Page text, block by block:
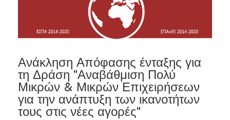
Ανάκληση Απόφασης ένταξης για
τη Δράση "Αναβάθμιση Πολύ
Μικρών & Μικρών Επιχειρήσεων
για την ανάπτυξη των ικανοτήτων
τους στις νέες αγορές"